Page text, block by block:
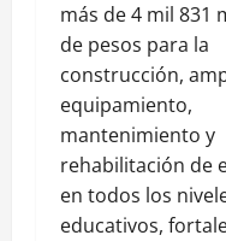
más de 4 mil 831
de pesos para la
construcción,
equipamiento,
mantenimiento y
rehabilitación de
en todos los
educativos,